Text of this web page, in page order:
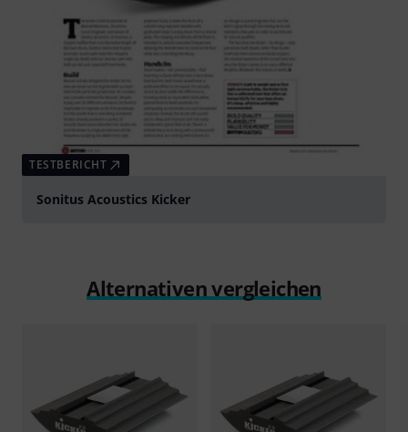
TESTBERICHT
Sonitus Acoustics Kicker
Alternativen vergleichen